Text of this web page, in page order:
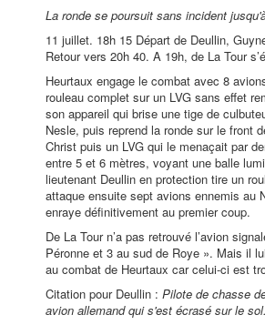
La ronde se poursuit sans incident
11 juillet. 18h 15 Départ de Deullin,
Retour vers 20h 40. A 19h, de La Tour
Heurtaux engage le combat avec 8
rouleau complet sur un LVG sans effet
son appareil qui brise une tige de
Nesle, puis reprend la ronde sur le front
Christ puis un LVG qui le menaçait par
entre 5 et 6 mètres, voyant une balle
lieutenant Deullin en protection tire un
attaque ensuite sept avions ennemis au
enraye définitivement au premier coup.
De La Tour n’a pas retrouvé l’avion
Péronne et 3 au sud de Roye ». Mais il
au combat de Heurtaux car celui-ci est
Citation pour Deullin : Pilote de chasse
avion allemand qui s'est écrasé sur le sol.